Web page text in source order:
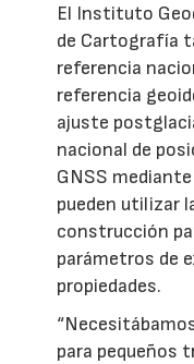
El Instituto
de Cartografía
referencia
referencia
ajuste
nacional de
GNSS
pueden utilizar
construcción
parámetros de
propiedades.
para pequeños